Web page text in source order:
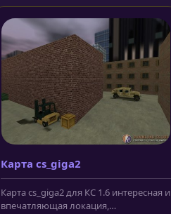
Карта cs_giga2
Карта cs_giga2 для КС 1.6 интересная и
впечатляющая локация,